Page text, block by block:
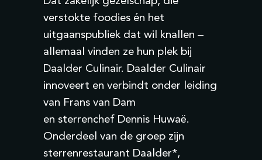
verstokte foodies én het
uitgaanspubliek dat wil knallen –
allemaal vinden ze hun plek bij
Daalder Culinair. Daalder Culinair
innoveert en verbindt onder leiding
van Frans van Dam
en sterrenchef Dennis Huwaë.
Onderdeel van de groep zijn
sterrenrestaurant Daalder*,